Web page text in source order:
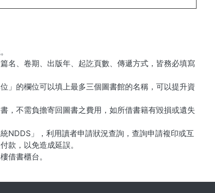
名、卷期、出版年、起訖頁數、傳遞方式，皆務必填寫
」的欄位可以填上最多三個圖書館的名稱，可以提升資
，不需負擔寄回圖書之費用，如所借書籍有毀損或遺失
NDDS」，利用讀者申請狀況查詢，查詢申請複印或互
款，以免造成延誤。
借書櫃台。